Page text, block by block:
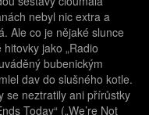
nebyl nic extra a
Ale co je nějaké slunce
jako „Radio
bubenickým
dav do slušného kotle.
se neztratily ani přírůstky
Today“ („We’re Not